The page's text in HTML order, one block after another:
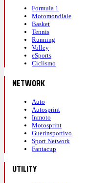
Formula 1
Motomondiale
Basket
Tennis
Running
Volley
eSports
Ciclismo
NETWORK
Auto
Autosprint
Inmoto
Motosprint
Guerinsportivo
Sport Network
Fantacup
UTILITY